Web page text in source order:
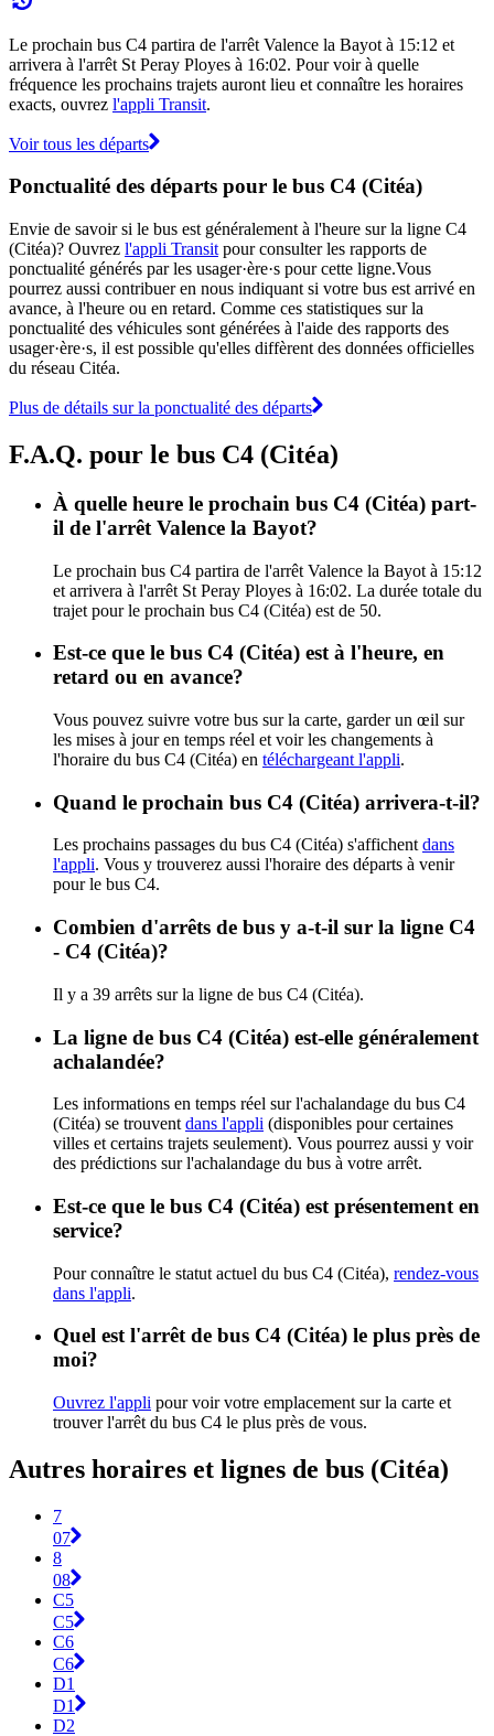
Le prochain bus C4 partira de l'arrêt Valence la Bayot à 15:12 et
arrivera à l'arrêt St Peray Ployes à 16:02. Pour voir à quelle
fréquence les prochains trajets auront lieu et connaître les horaires
exacts, ouvrez l'appli Transit.
Voir tous les départs
Ponctualité des départs pour le bus C4 (Citéa)
Envie de savoir si le bus est généralement à l'heure sur la ligne C4
(Citéa)? Ouvrez l'appli Transit pour consulter les rapports de
ponctualité générés par les usager·ère·s pour cette ligne.Vous
pourrez aussi contribuer en nous indiquant si votre bus est arrivé en
avance, à l'heure ou en retard. Comme ces statistiques sur la
ponctualité des véhicules sont générées à l'aide des rapports des
usager·ère·s, il est possible qu'elles diffèrent des données officielles
du réseau Citéa.
Plus de détails sur la ponctualité des départs
F.A.Q. pour le bus C4 (Citéa)
À quelle heure le prochain bus C4 (Citéa) part-
il de l'arrêt Valence la Bayot?
Le prochain bus C4 partira de l'arrêt Valence la Bayot à 15:12
et arrivera à l'arrêt St Peray Ployes à 16:02. La durée totale du
trajet pour le prochain bus C4 (Citéa) est de 50.
Est-ce que le bus C4 (Citéa) est à l'heure, en
retard ou en avance?
Vous pouvez suivre votre bus sur la carte, garder un œil sur
les mises à jour en temps réel et voir les changements à
l'horaire du bus C4 (Citéa) en téléchargeant l'appli.
Quand le prochain bus C4 (Citéa) arrivera-t-il?
Les prochains passages du bus C4 (Citéa) s'affichent dans
l'appli. Vous y trouverez aussi l'horaire des départs à venir
pour le bus C4.
Combien d'arrêts de bus y a-t-il sur la ligne C4
- C4 (Citéa)?
Il y a 39 arrêts sur la ligne de bus C4 (Citéa).
La ligne de bus C4 (Citéa) est-elle généralement
achalandée?
Les informations en temps réel sur l'achalandage du bus C4
(Citéa) se trouvent dans l'appli (disponibles pour certaines
villes et certains trajets seulement). Vous pourrez aussi y voir
des prédictions sur l'achalandage du bus à votre arrêt.
Est-ce que le bus C4 (Citéa) est présentement en
service?
Pour connaître le statut actuel du bus C4 (Citéa), rendez-vous
dans l'appli.
Quel est l'arrêt de bus C4 (Citéa) le plus près de
moi?
Ouvrez l'appli pour voir votre emplacement sur la carte et
trouver l'arrêt du bus C4 le plus près de vous.
Autres horaires et lignes de bus (Citéa)
7
07
8
08
C5
C5
C6
C6
D1
D1
D2